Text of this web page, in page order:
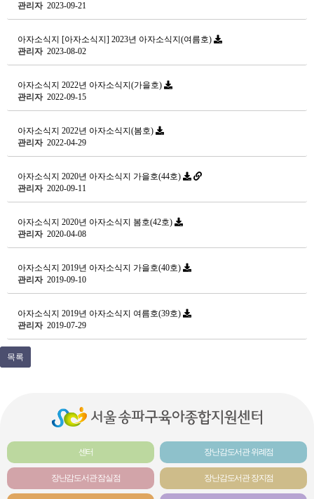
관리자 2023-09-21
아자소식지 [아자소식지] 2023년 아자소식지(여름호)
관리자 2023-08-02
아자소식지 2022년 아자소식지(가을호)
관리자 2022-09-15
아자소식지 2022년 아자소식지(봄호)
관리자 2022-04-29
아자소식지 2020년 아자소식지 가을호(44호)
관리자 2020-09-11
아자소식지 2020년 아자소식지 봄호(42호)
관리자 2020-04-08
아자소식지 2019년 아자소식지 가을호(40호)
관리자 2019-09-10
아자소식지 2019년 아자소식지 여름호(39호)
관리자 2019-07-29
목록
센터 장난감도서관 위례점
장난감도서관 잠실점 장난감도서관 장지점